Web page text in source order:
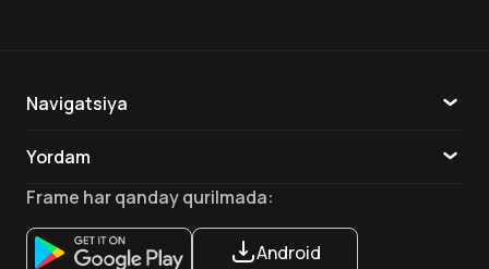
Navigatsiya
Yordam
Aloqa
Ilovalar
Frame har qanday qurilmada:
Android